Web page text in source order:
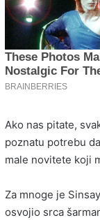
Ako nas pitate,
poznatu potrebu
male novitete koji
Za mnoge je
osvojio srca